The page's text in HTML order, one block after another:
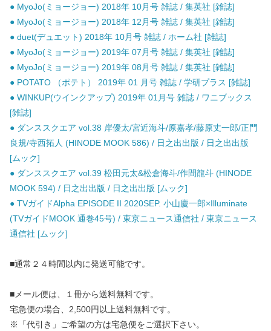
● MyoJo(ミョージョー) 2018年 10月号 雑誌 / 集英社 [雑誌]
● MyoJo(ミョージョー) 2018年 12月号 雑誌 / 集英社 [雑誌]
● duet(デュエット) 2018年 10月号 雑誌 / ホーム社 [雑誌]
● MyoJo(ミョージョー) 2019年 07月号 雑誌 / 集英社 [雑誌]
● MyoJo(ミョージョー) 2019年 08月号 雑誌 / 集英社 [雑誌]
● POTATO （ポテト） 2019年 01 月号 雑誌 / 学研プラス [雑誌]
● WINKUP(ウインクアップ) 2019年 01月号 雑誌 / ワニブックス
[雑誌]
● ダンススクエア vol.38 岸優太/宮近海斗/原嘉孝/藤原丈一郎/正門
良規/寺西拓人 (HINODE MOOK 586) / 日之出出版 / 日之出出版
[ムック]
● ダンススクエア vol.39 松田元太&松倉海斗/作間龍斗 (HINODE
MOOK 594) / 日之出出版 / 日之出出版 [ムック]
● TVガイドAlpha EPISODE II 2020SEP. 小山慶一郎×Illuminate
(TVガイドMOOK 通巻45号) / 東京ニュース通信社 / 東京ニュース
通信社 [ムック]
■通常２４時間以内に発送可能です。
■メール便は、１冊から送料無料です。
宅急便の場合、2,500円以上送料無料です。
※「代引き」ご希望の方は宅急便をご選択下さい。